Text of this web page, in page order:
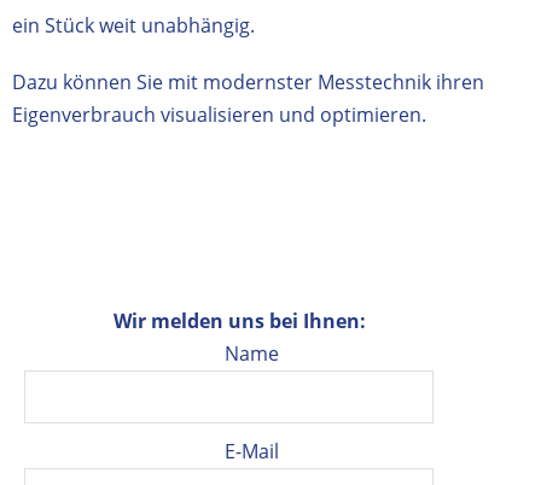
ein Stück weit unabhängig.
Dazu können Sie mit modernster Messtechnik ihren
Eigenverbrauch visualisieren und optimieren.
Wir melden uns bei Ihnen:
Name
E-Mail